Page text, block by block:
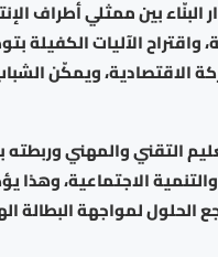
بين ممثلي أطراف
واقتراح الآليات الكفيلة
الاقتصادية، ويمكّن
التقني والمهني وربطته
الاجتماعية، وهذا
الحلول لمواجهة البطالة